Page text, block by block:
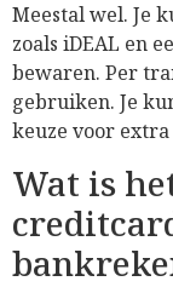
Meestal wel. Je
zoals iDEAL en
bewaren. Per
gebruiken. Je
keuze voor
Wat is